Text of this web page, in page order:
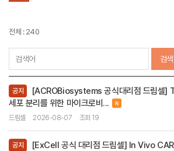
전체 : 240
검색
공지
[ACROBiosystems 공식대리점 드림셀]
세포 분리를 위한 마이크로비...
드림셀 2026-08-07 조회 19
공지
[ExCell 공식 대리점 드림셀] In Vivo